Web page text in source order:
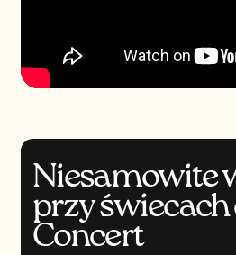
Niesamowite
przy świecach
Concert